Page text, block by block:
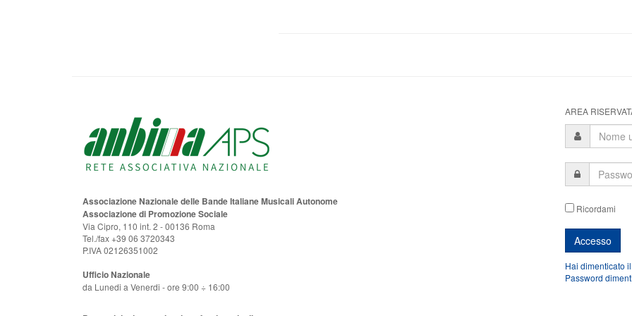
Associazione Nazionale delle Bande Italiane Musicali Autonome
Associazione di Promozione Sociale
Via Cipro, 110 int. 2 - 00136 Roma
Tel./fax +39 06 3720343
P.IVA 02126351002
Ufficio Nazionale
da Lunedi a Venerdi - ore 9:00 ÷ 16:00
AREA
Ricordami
Hai dimenticato
Password